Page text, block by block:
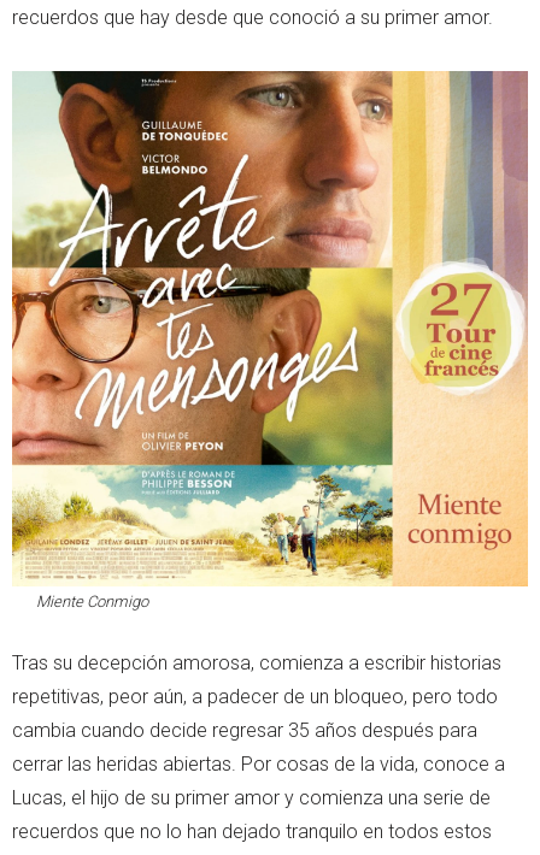
recuerdos que hay desde que conoció a su primer amor.
Miente Conmigo
Tras su decepción amorosa, comienza a escribir historias
repetitivas, peor aún, a padecer de un bloqueo, pero todo
cambia cuando decide regresar 35 años después para
cerrar las heridas abiertas. Por cosas de la vida, conoce a
Lucas, el hijo de su primer amor y comienza una serie de
recuerdos que no lo han dejado tranquilo en todos estos